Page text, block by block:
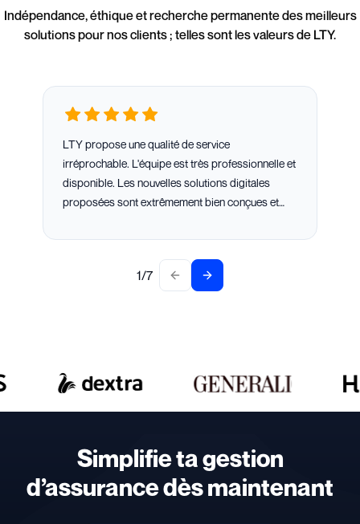
Indépendance, éthique et recherche permanente des meilleurs
solutions pour nos clients ; telles sont les valeurs de LTY.
LTY propose une qualité de service
irréprochable. L'équipe est très professionnelle et
disponible. Les nouvelles solutions digitales
proposées sont extrêmement bien conçues et
1/7 Previous slide
Next slide
Simplifie ta gestion
d’assurance dès maintenant